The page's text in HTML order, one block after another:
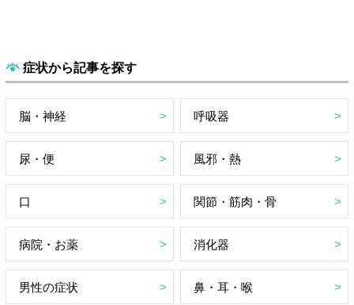
症状から記事を探す
脳・神経 呼吸器
尿・便 風邪・熱
口 関節・筋肉・骨
病院・お薬 消化器
男性の症状 鼻・耳・喉